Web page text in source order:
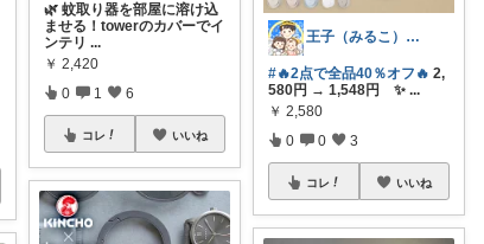
🌿 蚊取り器を部屋に溶け込
ませる！towerのカバーでイ
ンテリ ...
￥ 2,420
0 1 6
コレ いいね
王子（みるこ）👑便利グッズ×QOL向上
#🔥2点で全品40％オフ🔥 2,
580円 → 1,548円 ✨ ...
￥ 2,580
0 0 3
コレ いいね